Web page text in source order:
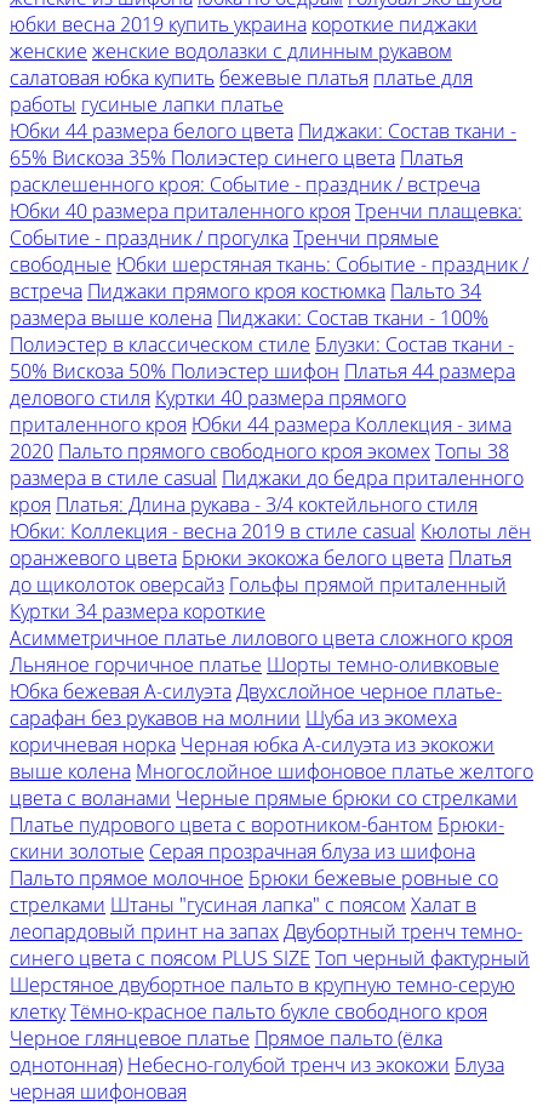
юбки весна 2019 купить украина короткие пиджаки
женские женские водолазки с длинным рукавом
салатовая юбка купить бежевые платья платье для
работы гусиные лапки платье
Юбки 44 размера белого цвета Пиджаки: Состав ткани -
65% Вискоза 35% Полиэстер синего цвета Платья
расклешенного кроя: Событие - праздник / встреча
Юбки 40 размера приталенного кроя Тренчи плащевка:
Событие - праздник / прогулкаТренчи прямые
свободные Юбки шерстяная ткань: Событие - праздник /
встреча Пиджаки прямого кроя костюмка Пальто 34
размера выше колена Пиджаки: Состав ткани - 100%
Полиэстер в классическом стиле Блузки: Состав ткани -
50% Вискоза 50% Полиэстер шифон Платья 44 размера
делового стиля Куртки 40 размера прямого
приталенного кроя Юбки 44 размера Коллекция - зима
2020 Пальто прямого свободного кроя экомехТопы 38
размера в стиле casual Пиджаки до бедра приталенного
кроя Платья: Длина рукава - 3/4 коктейльного стиля
Юбки: Коллекция - весна 2019 в стиле casual Кюлоты лён
оранжевого цвета Брюки экокожа белого цвета Платья
до щиколоток оверсайз Гольфы прямой приталенный
Куртки 34 размера короткие
Асимметричное платье лилового цвета сложного кроя
Льняное горчичное платье Шорты темно-оливковые
Юбка бежевая А-силуэтаДвухслойное черное платье-
сарафан без рукавов на молнии Шуба из экомеха
коричневая норка Черная юбка А-силуэта из экокожи
выше колена Многослойное шифоновое платье желтого
цвета с воланами Черные прямые брюки со стрелками
Платье пудрового цвета с воротником-бантом Брюки-
скини золотые Серая прозрачная блуза из шифона
Пальто прямое молочное Брюки бежевые ровные со
стрелками Штаны "гусиная лапка" с поясом Халат в
леопардовый принт на запахДвубортный тренч темно-
синего цвета с поясом PLUS SIZE Топ черный фактурный
Шерстяное двубортное пальто в крупную темно-серую
клеткуТёмно-красное пальто букле свободного кроя
Черное глянцевое платье Прямое пальто (ёлка
однотонная) Небесно-голубой тренч из экокожи Блуза
черная шифоновая